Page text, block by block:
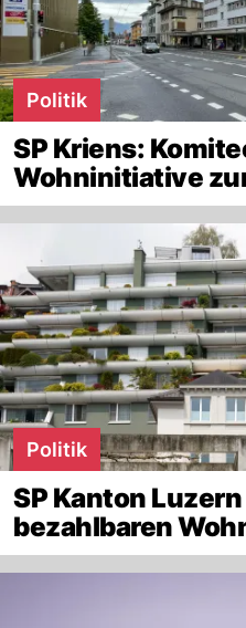
Politik
SP Kriens:
Wohninitiative
Politik
SP Kanton
bezahlbaren